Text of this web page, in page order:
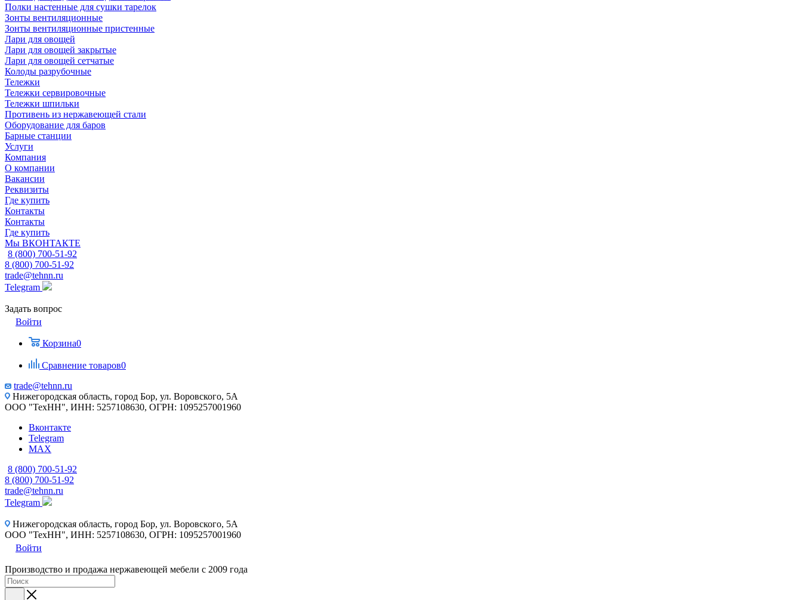
Полки настенные для сушки тарелок
Зонты вентиляционные
Зонты вентиляционные пристенные
Лари для овощей
Лари для овощей закрытые
Лари для овощей сетчатые
Колоды разрубочные
Тележки
Тележки сервировочные
Тележки шпильки
Противень из нержавеющей стали
Оборудование для баров
Барные станции
Услуги
Компания
О компании
Вакансии
Реквизиты
Где купить
Контакты
Контакты
Где купить
Мы ВКОНТАКТЕ
8 (800) 700-51-92
8 (800) 700-51-92
trade@tehnn.ru
Telegram
Задать вопрос
Войти
Корзина0
Сравнение товаров0
trade@tehnn.ru
Нижегородская область, город Бор, ул. Воровского, 5А
ООО "ТехНН", ИНН: 5257108630, ОГРН: 1095257001960
Вконтакте
Telegram
MAX
8 (800) 700-51-92
8 (800) 700-51-92
trade@tehnn.ru
Telegram
Нижегородская область, город Бор, ул. Воровского, 5А
ООО "ТехНН", ИНН: 5257108630, ОГРН: 1095257001960
Войти
Производство и продажа нержавеющей мебели с 2009 года